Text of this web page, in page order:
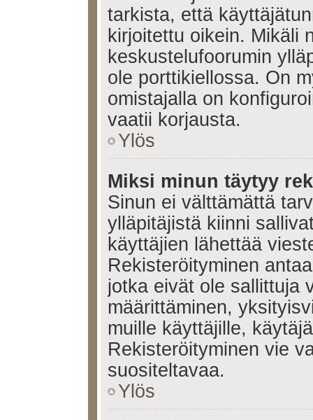
tarkista, että
kirjoitettu oikein. Mikäli
keskustelufoorumin
ole porttikiellossa. On
omistajalla on
vaatii korjausta.
Ylös
Miksi minun täytyy
Sinun ei välttämättä
ylläpitäjistä kiinni
käyttäjien lähettää
Rekisteröityminen
jotka eivät ole sallittuja
määrittäminen,
muille käyttäjille,
Rekisteröityminen vie
suositeltavaa.
Ylös